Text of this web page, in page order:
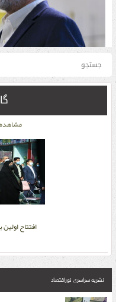
۶۰۰ میلیارد تومان کمک دولتی به پروژه قطارشهری کرج اختصاص می‌یابد
افتتاح
نشریه سراسری نوراقتصاد